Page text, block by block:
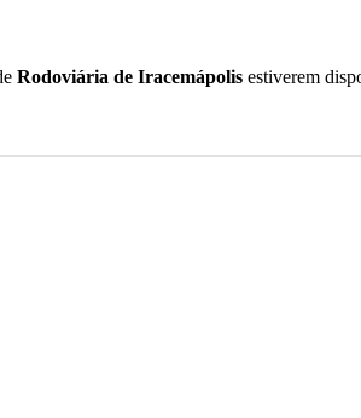
Rodoviária de Iracemápolis estiverem